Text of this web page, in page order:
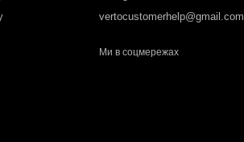
vertocustomerhelp@gmail.com
Ми в соцмережах